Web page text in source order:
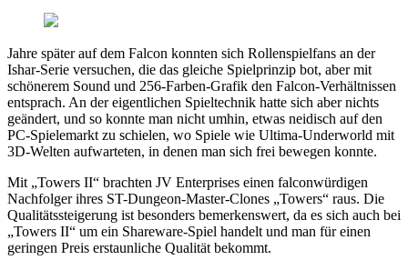
Jahre später auf dem Falcon konnten sich Rollenspielfans an der
Ishar-Serie versuchen, die das gleiche Spielprinzip bot, aber mit
schönerem Sound und 256-Farben-Grafik den Falcon-Verhältnissen
entsprach. An der eigentlichen Spieltechnik hatte sich aber nichts
geändert, und so konnte man nicht umhin, etwas neidisch auf den
PC-Spielemarkt zu schielen, wo Spiele wie Ultima-Underworld mit
3D-Welten aufwarteten, in denen man sich frei bewegen konnte.
Mit „Towers II“ brachten JV Enterprises einen falconwürdigen
Nachfolger ihres ST-Dungeon-Master-Clones „Towers“ raus. Die
Qualitätssteigerung ist besonders bemerkenswert, da es sich auch bei
„Towers II“ um ein Shareware-Spiel handelt und man für einen
geringen Preis erstaunliche Qualität bekommt.